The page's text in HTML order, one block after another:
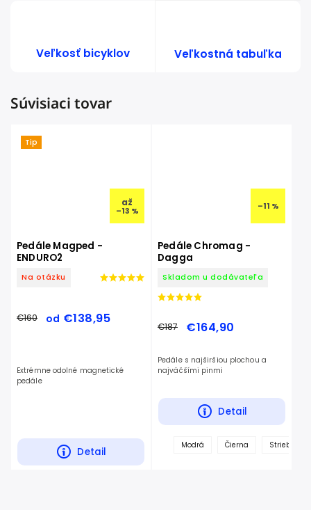
Veľkosť bicyklov Veľkostná tabuľka
Súvisiaci tovar
Tip
až
–13 %
Pedále Magped -
ENDURO2
Na otázku
€160 od €138,95
Detail
Extrémne odolné magnetické
pedále
–11 %
Pedále Chromag -
Dagga
Skladom u dodávateľa
€187 €164,90
Detail
Pedále s najširšiou plochou a
najväčšími pinmi
Modrá Čierna Strieborná